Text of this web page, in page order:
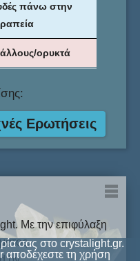
πάνω στην
ορυκτά
Ερωτήσεις
Με την επιφύλαξη
σας στο crystalight.gr.
αποδέχεστε τη χρήση